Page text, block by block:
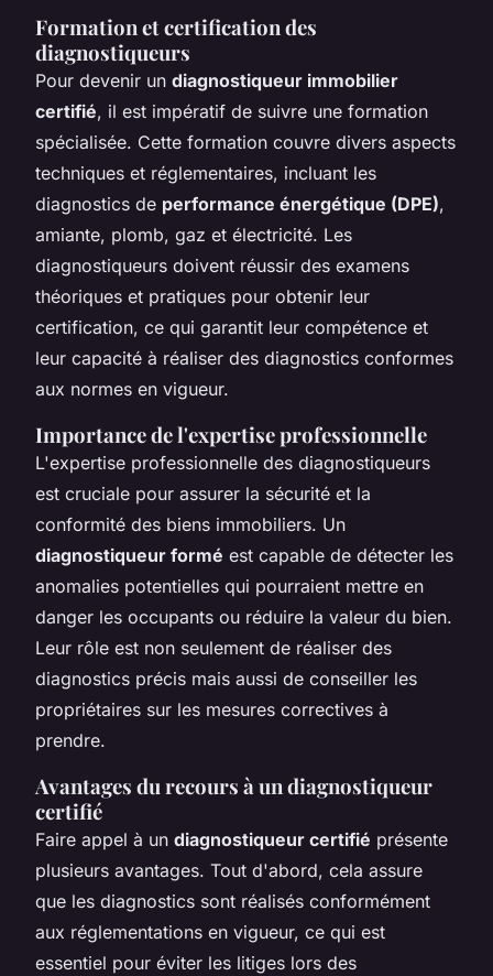
Formation et certification des
diagnostiqueurs
Pour devenir un diagnostiqueur immobilier
certifié, il est impératif de suivre une formation
spécialisée. Cette formation couvre divers aspects
techniques et réglementaires, incluant les
diagnostics de performance énergétique (DPE),
amiante, plomb, gaz et électricité. Les
diagnostiqueurs doivent réussir des examens
théoriques et pratiques pour obtenir leur
certification, ce qui garantit leur compétence et
leur capacité à réaliser des diagnostics conformes
aux normes en vigueur.
Importance de l'expertise professionnelle
L'expertise professionnelle des diagnostiqueurs
est cruciale pour assurer la sécurité et la
conformité des biens immobiliers. Un
diagnostiqueur formé est capable de détecter les
anomalies potentielles qui pourraient mettre en
danger les occupants ou réduire la valeur du bien.
Leur rôle est non seulement de réaliser des
diagnostics précis mais aussi de conseiller les
propriétaires sur les mesures correctives à
prendre.
Avantages du recours à un diagnostiqueur
certifié
Faire appel à un diagnostiqueur certifié présente
plusieurs avantages. Tout d'abord, cela assure
que les diagnostics sont réalisés conformément
aux réglementations en vigueur, ce qui est
essentiel pour éviter les litiges lors des